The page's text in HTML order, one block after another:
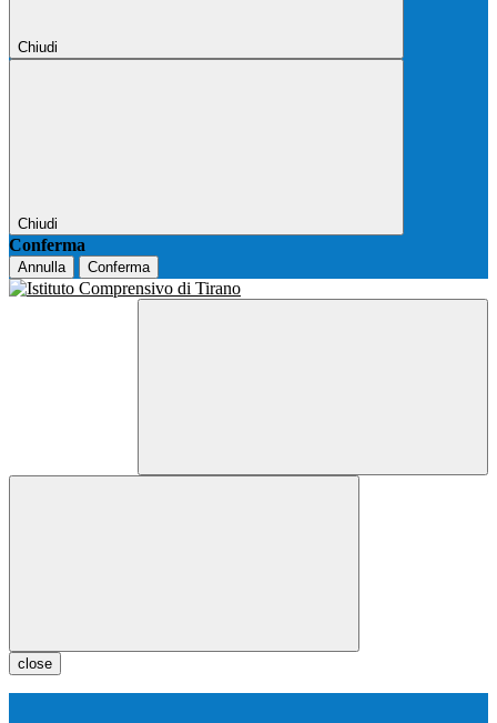
Chiudi
Chiudi
Conferma
Annulla Conferma
close